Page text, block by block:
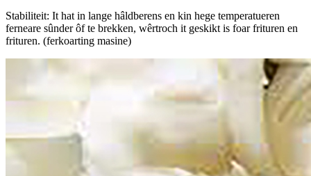
Stabiliteit: It hat in lange hâldberens en kin hege temperatueren
ferneare sûnder ôf te brekken, wêrtroch it geskikt is foar frituren en
frituren. (ferkoarting masine)